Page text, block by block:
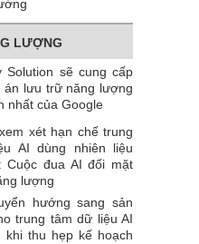
LƯỢNG
Solution sẽ cung cấp
án lưu trữ năng lượng
nhất của Google
xét hạn chế trung
AI dùng nhiên liệu
Cuộc đua AI đối mặt
lượng
hướng sang sản
trung tâm dữ liệu AI
khi thu hẹp kế hoạch